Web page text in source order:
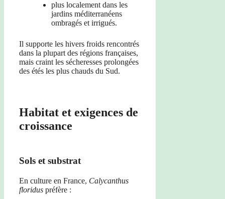
plus localement dans les
jardins méditerranéens
ombragés et irrigués.
Il supporte les hivers froids rencontrés
dans la plupart des régions françaises,
mais craint les sécheresses prolongées
des étés les plus chauds du Sud.
Habitat et exigences de
croissance
Sols et substrat
En culture en France, Calycanthus
floridus préfère :